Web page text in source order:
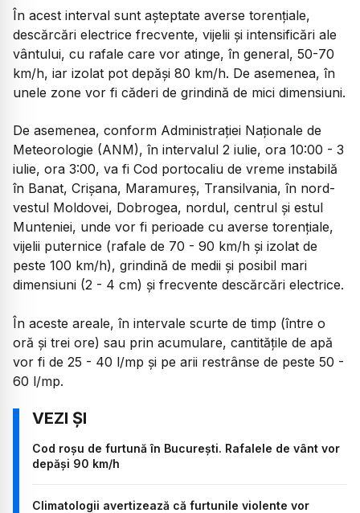
În acest interval sunt așteptate averse torențiale,
descărcări electrice frecvente, vijelii și intensificări ale
vântului, cu rafale care vor atinge, în general, 50-70
km/h, iar izolat pot depăși 80 km/h. De asemenea, în
unele zone vor fi căderi de grindină de mici dimensiuni.
De asemenea, conform Administrației Naționale de
Meteorologie (ANM), în intervalul 2 iulie, ora 10:00 - 3
iulie, ora 3:00, va fi Cod portocaliu de vreme instabilă
în Banat, Crișana, Maramureș, Transilvania, în nord-
vestul Moldovei, Dobrogea, nordul, centrul și estul
Munteniei, unde vor fi perioade cu averse torențiale,
vijelii puternice (rafale de 70 - 90 km/h și izolat de
peste 100 km/h), grindină de medii și posibil mari
dimensiuni (2 - 4 cm) și frecvente descărcări electrice.
În aceste areale, în intervale scurte de timp (între o
oră și trei ore) sau prin acumulare, cantitățile de apă
vor fi de 25 - 40 l/mp și pe arii restrânse de peste 50 -
60 l/mp.
Cod roșu de furtună în București. Rafalele de vânt vor
depăși 90 km/h
Climatologii avertizează că furtunile violente vor